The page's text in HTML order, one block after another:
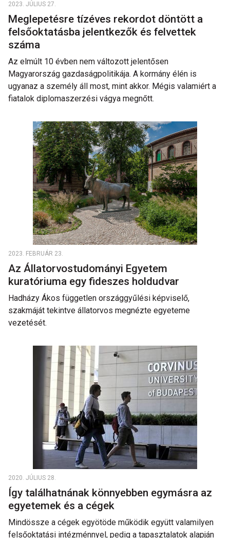
2023. JÚLIUS 27.
Meglepetésre tízéves rekordot döntött a
felsőoktatásba jelentkezők és felvettek
száma
Az elmúlt 10 évben nem változott jelentősen
Magyarország gazdaságpolitikája. A kormány élén is
ugyanaz a személy áll most, mint akkor. Mégis valamiért a
fiatalok diplomaszerzési vágya megnőtt.
2023. FEBRUÁR 23.
Az Állatorvostudományi Egyetem
kuratóriuma egy fideszes holdudvar
Hadházy Ákos független országgyűlési képviselő,
szakmáját tekintve állatorvos megnézte egyeteme
vezetését.
2020. JÚLIUS 28.
Így találhatnának könnyebben egymásra az
egyetemek és a cégek
Mindössze a cégek egyötöde működik együtt valamilyen
felsőoktatási intézménnyel, pedig a tapasztalatok alapján